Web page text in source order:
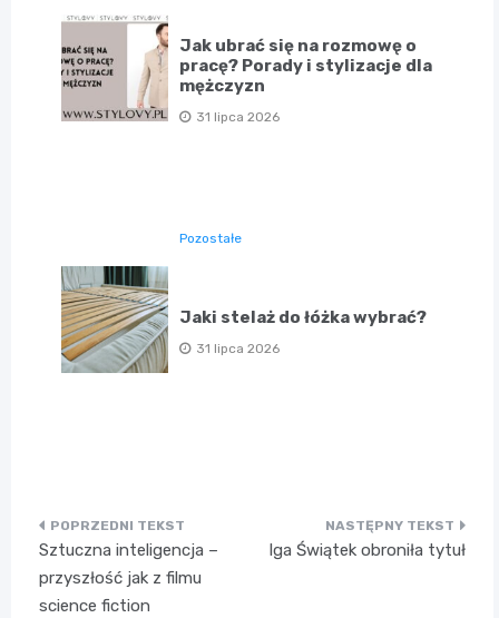
Jak ubrać się na rozmowę o
pracę? Porady i stylizacje dla
mężczyzn
31 lipca 2026
Pozostałe
Jaki stelaż do łóżka wybrać?
31 lipca 2026
Nawigacja
wpisu
Sztuczna inteligencja –
przyszłość jak z filmu
science fiction
Iga Świątek obroniła tytuł